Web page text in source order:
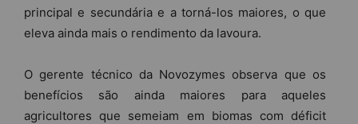
principal e secundária e a torná-los maiores, o que
eleva ainda mais o rendimento da lavoura.
O gerente técnico da Novozymes observa que os
benefícios são ainda maiores para aqueles
agricultores que semeiam em biomas com déficit